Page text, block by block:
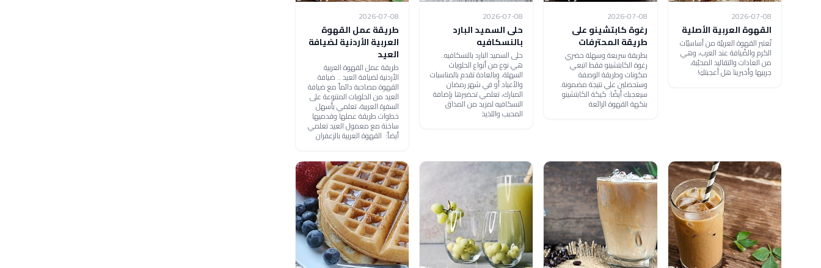
2026-07-08
القهوة العربية الأصلية
تُعتبر القهوة العربيّة من أساسيّات
الكرم والضّيافة عند العرب، وهي
من العادات والتقاليد المحبّبة،
جربيها وأخبرينا هل أعجبتكِ!
2026-07-08
رغوة كابتشينو على
طريقة المحترفات
بطريقة سريعة وسهلة حضري
رغوة الكابتشينو فقط اتبعي
مكونات وطريقة الوصفة
وستحصلين علي نتيجة مضمونة.
سيعجبك أيضًا: كيكة الكابتشينو
بنكهة القهوة الرائعة
2026-07-08
حلى السميد البارد
بالنسكافيه
حلى السميد البارد بالنسكافيه..
هي نوع من أنواع الحلويات
السهلة، وبالعادة تقدم بالمناسبات
والأعياد أو في شهر رمضان
المبارك، تعلمي تحضيرها بإضافة
النسكافيه لمزيد من المذاق
المحبب واللذيذ
2026-07-08
طريقة عمل القهوة
العربية الأردنية لضيافة
العيد
طريقة عمل القهوة العربية
الأردنية لضيافة العيد .. ضيافة
القهوة مصاحبة دائماً مع ضيافة
العيد من الحلويات المتنوعة على
السفرة العربية، تعلمي بأسهل
خطوات طريقة عملها وقدميها
ساخنة مع معمول العيد تعلمي
أيضاً: القهوة العربية بالزعفران